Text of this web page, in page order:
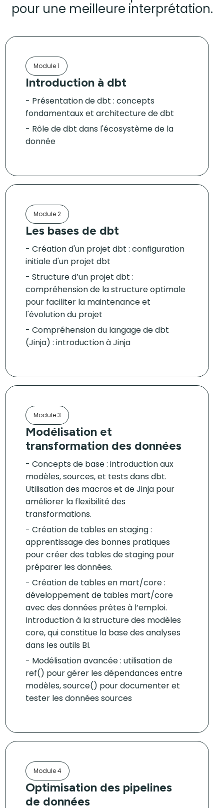
pour une meilleure interprétation.
Module 1
Introduction à dbt
Présentation de dbt : concepts
fondamentaux et architecture de dbt
Rôle de dbt dans l'écosystème de la
donnée
Module 2
Les bases de dbt
Création d'un projet dbt : configuration
initiale d'un projet dbt
Structure d’un projet dbt :
compréhension de la structure optimale
pour faciliter la maintenance et
l'évolution du projet
Compréhension du langage de dbt
(Jinja) : introduction à Jinja
Module 3
Modélisation et
transformation des données
Concepts de base : introduction aux
modèles, sources, et tests dans dbt.
Utilisation des macros et de Jinja pour
améliorer la flexibilité des
transformations.
Création de tables en staging :
apprentissage des bonnes pratiques
pour créer des tables de staging pour
préparer les données.
Création de tables en mart/core :
développement de tables mart/core
avec des données prêtes à l’emploi.
Introduction à la structure des modèles
core, qui constitue la base des analyses
dans les outils BI.
Modélisation avancée : utilisation de
ref() pour gérer les dépendances entre
modèles, source() pour documenter et
tester les données sources
Module 4
Optimisation des pipelines
de données